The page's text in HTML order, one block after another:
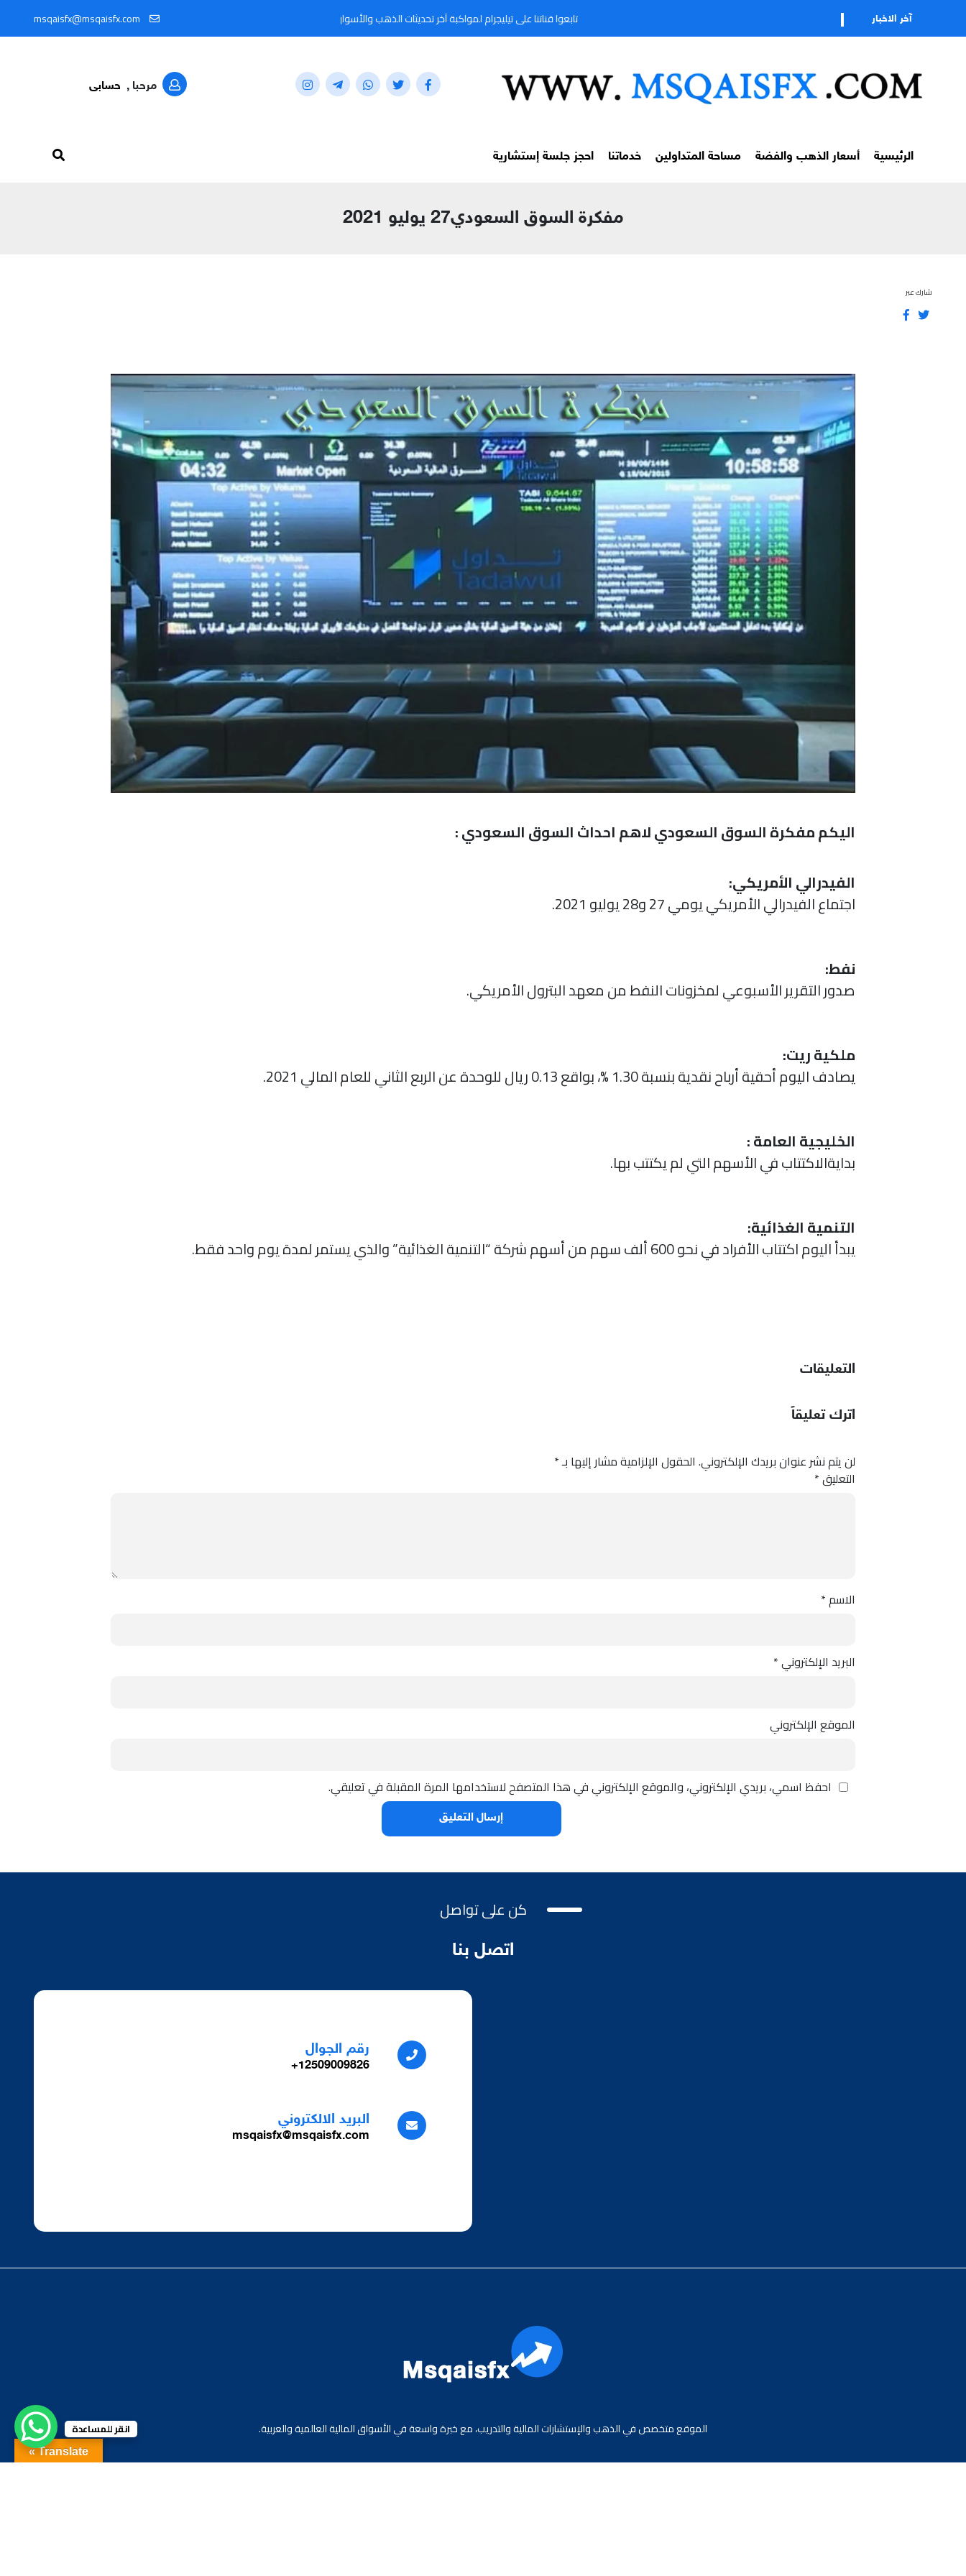
آخر الاخبار تابعوا قناتنا على تيليجرام لمواكبة آخر تحديثات الذهب والأسواق المالية لحظة بلحظة من خلال المعرّف: @MSQAISFX91 msqaisfx@msqaisfx.com
مرحبا , حسابى
الرئيسية أسعار الذهب والفضة مساحة المتداولين خدماتنا احجز جلسة إستشارية
مفكرة السوق السعودي27 يوليو 2021
شارك عبر
اليكم مفكرة السوق السعودي لاهم احداث السوق السعودي :
الفيدرالي الأمريكي:
اجتماع الفيدرالي الأمريكي يومي 27 و28 يوليو 2021.
نفط:
صدور التقرير الأسبوعي لمخزونات النفط من معهد البترول الأمريكي.
ملكية ريت:
يصادف اليوم أحقية أرباح نقدية بنسبة 1.30 %، بواقع 0.13 ريال للوحدة عن الربع الثاني للعام المالي 2021.
الخليجية العامة :
بدايةالاكتتاب في الأسهم التي لم يكتتب بها.
التنمية الغذائية:
يبدأ اليوم اكتتاب الأفراد في نحو 600 ألف سهم من أسهم شركة “التنمية الغذائية” والذي يستمر لمدة يوم واحد فقط.
التعليقات
اترك تعليقاً
لن يتم نشر عنوان بريدك الإلكتروني. الحقول الإلزامية مشار إليها بـ*
التعليق*
الاسم*
البريد الإلكتروني*
الموقع الإلكتروني
احفظ اسمي، بريدي الإلكتروني، والموقع الإلكتروني في هذا المتصفح لاستخدامها المرة المقبلة في تعليقي.
كن على تواصل
اتصل بنا
رقم الجوال
12509009826+
البريد الالكتروني
msqaisfx@msqaisfx.com
الموقع متخصص في الذهب والإستشارات المالية والتدريب، مع خبرة واسعة في الأسواق المالية العالمية والعربية.
Translate »
انقر للمساعدة